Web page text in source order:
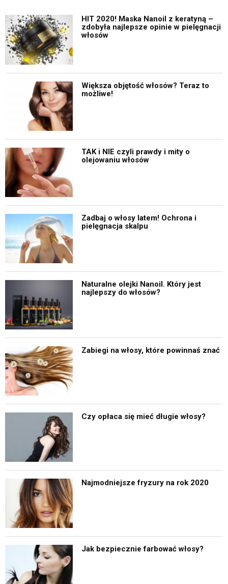
HIT 2020! Maska Nanoil z keratyną –
zdobyła najlepsze opinie w pielęgnacji
włosów
Większa objętość włosów? Teraz to
możliwe!
TAK i NIE czyli prawdy i mity o
olejowaniu włosów
Zadbaj o włosy latem! Ochrona i
pielęgnacja skalpu
Naturalne olejki Nanoil. Który jest
najlepszy do włosów?
Zabiegi na włosy, które powinnaś znać
Czy opłaca się mieć długie włosy?
Najmodniejsze fryzury na rok 2020
Jak bezpiecznie farbować włosy?